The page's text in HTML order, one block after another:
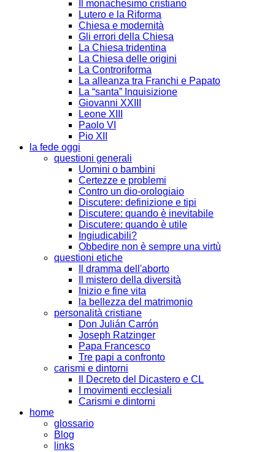
Il monachesimo cristiano
Lutero e la Riforma
Chiesa e modernità
Gli errori della Chiesa
La Chiesa tridentina
La Chiesa delle origini
La Controriforma
La alleanza tra Franchi e Papato
La “santa” Inquisizione
Giovanni XXIII
Leone XIII
Paolo VI
Pio XII
la fede oggi
questioni generali
Uomini o bambini
Certezze e problemi
Contro un dio-orologiaio
Discutere: definizione e tipi
Discutere: quando è inevitabile
Discutere: quando è utile
Ingiudicabili?
Obbedire non è sempre una virtù
questioni etiche
Il dramma dell'aborto
Il mistero della diversità
Inizio e fine vita
la bellezza del matrimonio
personalità cristiane
Don Julián Carrón
Joseph Ratzinger
Papa Francesco
Tre papi a confronto
carismi e dintorni
Il Decreto del Dicastero e CL
I movimenti ecclesiali
Carismi e dintorni
home
glossario
Blog
links